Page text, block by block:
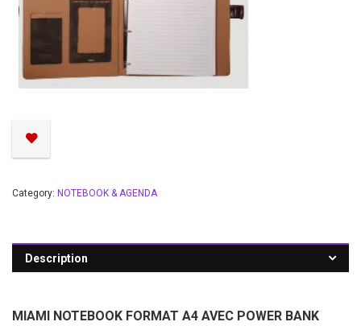
Category: NOTEBOOK & AGENDA
Description
MIAMI NOTEBOOK FORMAT A4 AVEC POWER BANK